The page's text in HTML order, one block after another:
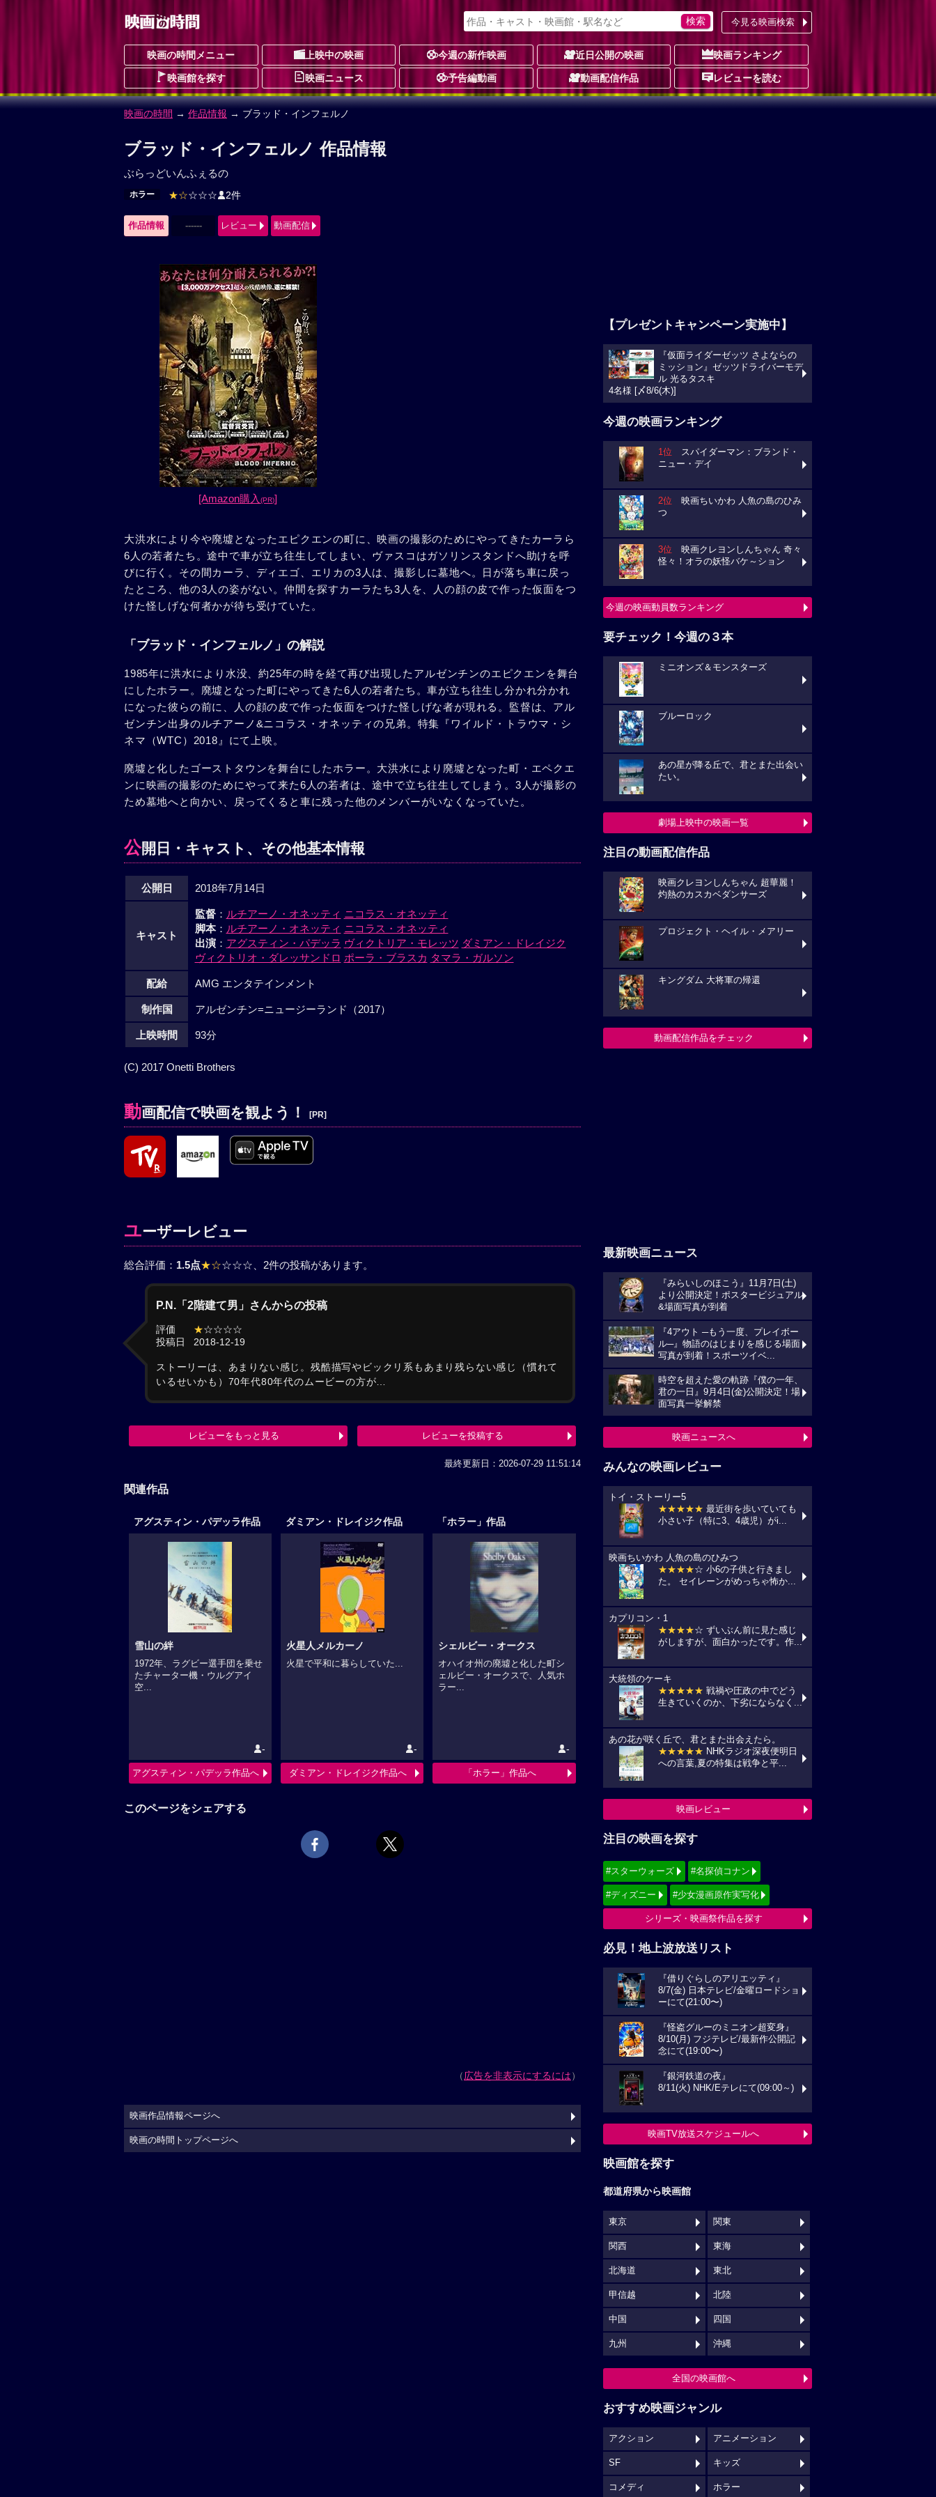
今見る映画検索
映画の時間メニュー 上映中の映画 今週の新作映画 近日公開の映画 映画ランキング
映画館を探す 映画ニュース 予告編動画 動画配信作品 レビューを読む
映画の時間 → 作品情報 → ブラッド・インフェルノ
ブラッド・インフェルノ 作品情報
ぶらっどいんふぇるの
ホラー ★☆☆☆☆ 2件
作品情報 ------ レビュー 動画配信
[Amazon購入(PR)]
大洪水により今や廃墟となったエピクエンの町に、映画の撮影のためにやってきたカーラら
6人の若者たち。途中で車が立ち往生してしまい、ヴァスコはガソリンスタンドへ助けを呼
びに行く。その間カーラ、ディエゴ、エリカの3人は、撮影しに墓地へ。日が落ち車に戻っ
たところ、他の3人の姿がない。仲間を探すカーラたち3人を、人の顔の皮で作った仮面をつ
けた怪しげな何者かが待ち受けていた。
「ブラッド・インフェルノ」の解説
1985年に洪水により水没、約25年の時を経て再び出現したアルゼンチンのエピクエンを舞台
にしたホラー。廃墟となった町にやってきた6人の若者たち。車が立ち往生し分かれ分かれ
になった彼らの前に、人の顔の皮で作った仮面をつけた怪しげな者が現れる。監督は、アル
ゼンチン出身のルチアーノ&ニコラス・オネッティの兄弟。特集『ワイルド・トラウマ・シ
ネマ（WTC）2018』にて上映。
廃墟と化したゴーストタウンを舞台にしたホラー。大洪水により廃墟となった町・エペクエ
ンに映画の撮影のためにやって来た6人の若者は、途中で立ち往生してしまう。3人が撮影の
ため墓地へと向かい、戻ってくると車に残った他のメンバーがいなくなっていた。
公開日・キャスト、その他基本情報
公開日 2018年7月14日
キャスト
監督： ルチアーノ・オネッティ ニコラス・オネッティ
脚本： ルチアーノ・オネッティ ニコラス・オネッティ
出演： アグスティン・パデッラ ヴィクトリア・モレッツ ダミアン・ドレイジク
ヴィクトリオ・ダレッサンドロ ポーラ・ブラスカ タマラ・ガルソン
配給 AMG エンタテインメント
制作国 アルゼンチン=ニュージーランド（2017）
上映時間 93分
(C) 2017 Onetti Brothers
動画配信で映画を観よう！ [PR]
ユーザーレビュー
総合評価： 1.5点★☆☆☆☆ 、2件の投稿があります。
P.N.「2階建て男」さんからの投稿
評価 ★☆☆☆☆
投稿日
2018-12-19
ストーリーは、あまりない感じ。残酷描写やビックリ系もあまり残らない感じ（慣れて
いるせいかも）70年代80年代のムービーの方が…
レビューをもっと見る レビューを投稿する
最終更新日：2026-07-29 11:51:14
関連作品
アグスティン・パデッラ作品
雪山の絆
1972年、ラグビー選手団を乗せ
たチャーター機・ウルグアイ
空...
-
アグスティン・パデッラ作品へ
ダミアン・ドレイジク作品
火星人メルカーノ
火星で平和に暮らしていた...
-
ダミアン・ドレイジク作品へ
「ホラー」作品
シェルビー・オークス
オハイオ州の廃墟と化した町シ
ェルビー・オークスで、人気ホ
ラー...
-
「ホラー」作品へ
このページをシェアする
（広告を非表示にするには）
【プレゼントキャンペーン実施中】
『仮面ライダーゼッツ さよならの
ミッション』ゼッツドライバーモデ
ル 光るタスキ
4名様 [〆8/6(木)]
今週の映画ランキング
1位 スパイダーマン：ブランド・
ニュー・デイ
2位 映画ちいかわ 人魚の島のひみ
つ
3位 映画クレヨンしんちゃん 奇々
怪々！オラの妖怪バケ～ション
今週の映画動員数ランキング
要チェック！今週の３本
ミニオンズ＆モンスターズ
ブルーロック
あの星が降る丘で、君とまた出会い
たい。
劇場上映中の映画一覧
注目の動画配信作品
映画クレヨンしんちゃん 超華麗！
灼熱のカスカベダンサーズ
プロジェクト・ヘイル・メアリー
キングダム 大将軍の帰還
動画配信作品をチェック
最新映画ニュース
『みらいしのほこう』11月7日(土)
より公開決定！ポスタービジュアル
&場面写真が到着
『4アウト ─もう一度、プレイボー
ル─』物語のはじまりを感じる場面
写真が到着！スポーツイベ...
時空を超えた愛の軌跡『僕の一年、
君の一日』9月4日(金)公開決定！場
面写真一挙解禁
映画ニュースへ
みんなの映画レビュー
トイ・ストーリー5
★★★★★ 最近街を歩いていても
小さい子（特に3、4歳児）がi...
映画ちいかわ 人魚の島のひみつ
★★★★☆ 小6の子供と行きまし
た。 セイレーンがめっちゃ怖か...
カプリコン・1
★★★★☆ ずいぶん前に見た感じ
がしますが、面白かったです。作...
大統領のケーキ
★★★★★ 戦禍や圧政の中でどう
生きていくのか、下劣にならなく...
あの花が咲く丘で、君とまた出会えたら。
★★★★★ NHKラジオ深夜便明日
への言葉,夏の特集は戦争と平...
映画レビュー
注目の映画を探す
#スターウォーズ #名探偵コナン
#ディズニー #少女漫画原作実写化
シリーズ・映画祭作品を探す
必見！地上波放送リスト
『借りぐらしのアリエッティ』
8/7(金) 日本テレビ/金曜ロードショ
ーにて(21:00〜)
『怪盗グルーのミニオン超変身』
8/10(月) フジテレビ/最新作公開記
念にて(19:00〜)
『銀河鉄道の夜』
8/11(火) NHK/Eテレにて(09:00～)
映画TV放送スケジュールへ
映画館を探す
都道府県から映画館
東京 関東
関西 東海
北海道 東北
甲信越 北陸
中国 四国
九州 沖縄
全国の映画館へ
おすすめ映画ジャンル
アクション アニメーション
SF キッズ
コメディ ホラー
映画作品情報ページへ
映画の時間トップページへ